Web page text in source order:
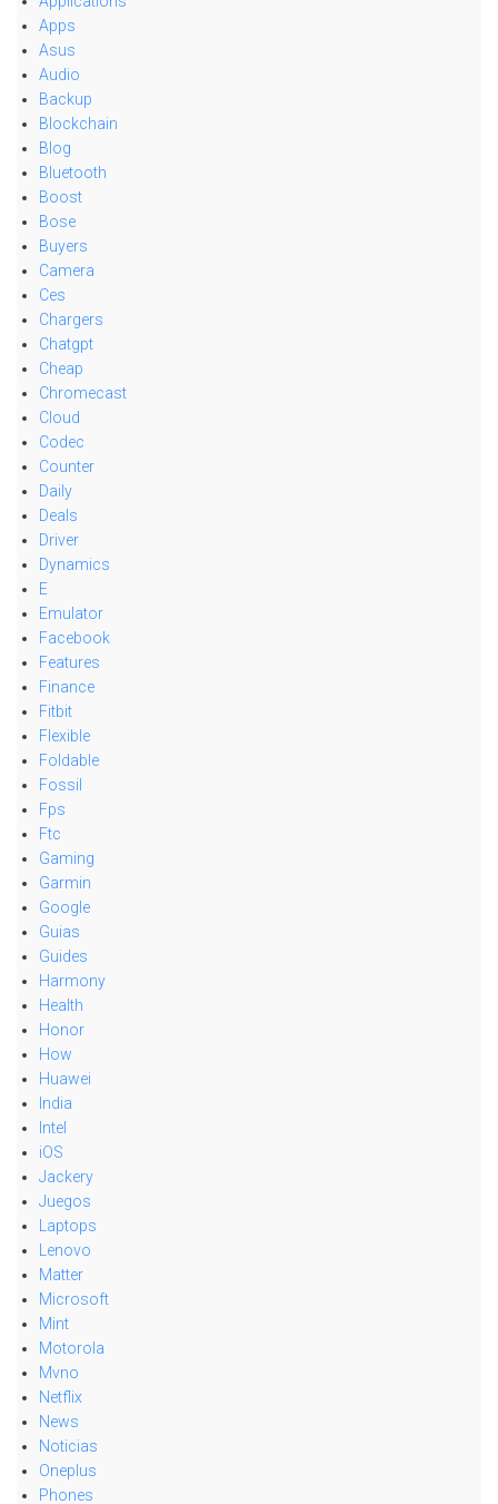
Apps
Asus
Audio
Backup
Blockchain
Blog
Bluetooth
Boost
Bose
Buyers
Camera
Ces
Chargers
Chatgpt
Cheap
Chromecast
Cloud
Codec
Counter
Daily
Deals
Driver
Dynamics
E
Emulator
Facebook
Features
Finance
Fitbit
Flexible
Foldable
Fossil
Fps
Ftc
Gaming
Garmin
Google
Guias
Guides
Harmony
Health
Honor
How
Huawei
India
Intel
iOS
Jackery
Juegos
Laptops
Lenovo
Matter
Microsoft
Mint
Motorola
Mvno
Netflix
News
Noticias
Oneplus
Phones